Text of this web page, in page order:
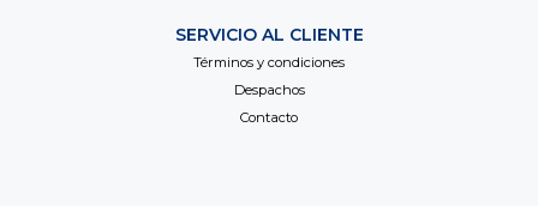
SERVICIO AL CLIENTE
Términos y condiciones
Despachos
Contacto